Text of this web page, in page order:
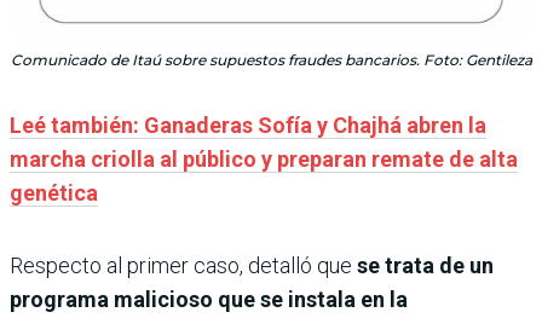
Comunicado de Itaú sobre supuestos fraudes bancarios. Foto: Gentileza
Leé también: Ganaderas Sofía y Chajhá abren la
marcha criolla al público y preparan remate de alta
genética
Respecto al primer caso, detalló que se trata de un
programa malicioso que se instala en la